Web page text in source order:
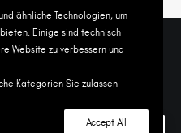
All rights reserved
ähnliche Technologien, um
Einige sind technisch
Website zu verbessern und
Kategorien Sie zulassen
Accept All